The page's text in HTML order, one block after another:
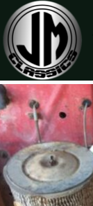
naar
de
inhoud